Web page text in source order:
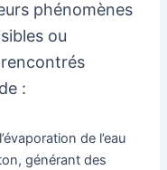
phénomènes
ou
:
de l’eau
générant des